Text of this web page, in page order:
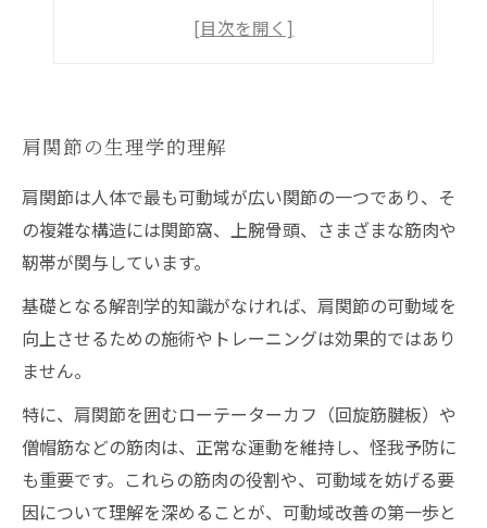
痛みの原因となる肩の dysfunction
肩関節の生理学的理解
肩関節は人体で最も可動域が広い関節の一つであり、そ
の複雑な構造には関節窩、上腕骨頭、さまざまな筋肉や
靭帯が関与しています。
基礎となる解剖学的知識がなければ、肩関節の可動域を
向上させるための施術やトレーニングは効果的ではあり
ません。
特に、肩関節を囲むローテーターカフ（回旋筋腱板）や
僧帽筋などの筋肉は、正常な運動を維持し、怪我予防に
も重要です。これらの筋肉の役割や、可動域を妨げる要
因について理解を深めることが、可動域改善の第一歩と